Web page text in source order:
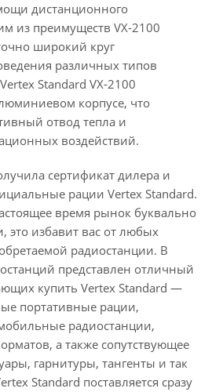
дистанционного
из преимуществ VX-2100
широкий круг
различных типов
Standard VX-2100
корпусе, что
отвод тепла и
воздействий.
сертификат дилера и
рации Vertex Standard.
время рынок буквально
это избавит вас от любых
радиостанции. В
представлен отличный
купить Vertex Standard —
портативные рации,
радиостанции,
а также сопутствующее
гарнитуры, тангенты и так
Standard поставляется сразу